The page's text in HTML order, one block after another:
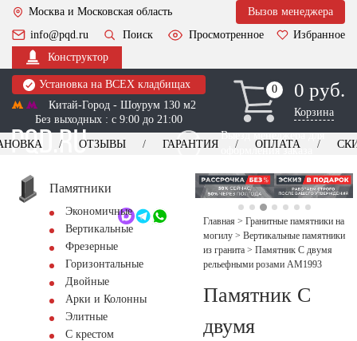
Москва и Московская область
Вызов менеджера
info@pqd.ru
Поиск Просмотренное
Избранное
Конструктор
Установка на ВСЕХ кладбищах
Китай-Город - Шоурум 130 м2
Без выходных : с 9:00 до 21:00
0
0 0 руб.
Корзина
Выезд менеджера для
оформления заказа
+7 (495) 518-44-23
Обратный звонок
ОТЗЫВЫ ГАРАНТИЯ ОПЛАТА
Памятники
Экономичные
Вертикальные
Фрезерные
Горизонтальные
Двойные
Арки и Колонны
Элитные
С крестом
Главная > Гранитные памятники на
могилу > Вертикальные памятники
из гранита > Памятник С двумя
рельефными розами AM1993
Памятник С
двумя